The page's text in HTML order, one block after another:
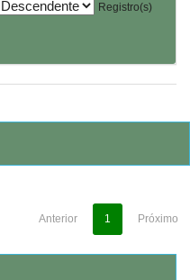
Registro(s)
Anterior 1 Próximo